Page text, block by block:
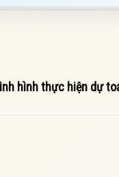
hình thực hiện dự